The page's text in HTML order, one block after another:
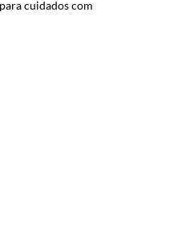
cuidados com